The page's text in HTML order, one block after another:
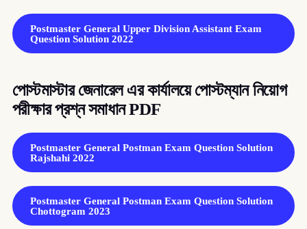
Postmaster General Upper Division Assistant Exam
Question Solution 2022
পোস্টমাস্টার জেনারেল এর কার্যালয়ে পোস্টম্যান নিয়োগ
পরীক্ষার প্রশ্ন সমাধান PDF
Postmaster General Postman Exam Question Solution
Rajshahi 2022
Postmaster General Postman Exam Question Solution
Chottogram 2023